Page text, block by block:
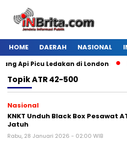
HOME DAERAH NASIONAL
Api Picu Ledakan di London
TopikATR 42-500
Nasional
KNKT Unduh Black Box Pesawat
Jatuh
Rabu, 28 Januari 2026 - 02:00 WIB